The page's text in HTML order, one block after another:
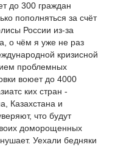
до 300 граждан
пополняться за счёт
России из-за
о чём я уже не раз
кризисной
проблемных
воюет до 4000
ких стран -
Казахстана и
что будут
доморощенных
Уехали бедняки